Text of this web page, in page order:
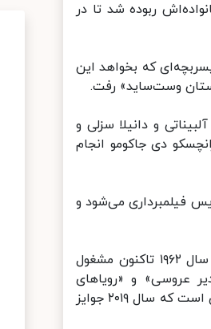
داستان ادگاردو مورتارا است که سال ۱۸۵۸ از خانواده‌اش ربوده شد تا در
که بخواهد این
وست‌ساید» رفت.
و دانیلا سزلی و
دی جاکومو انجام
فیلمبرداری می‌شود و
مارکو بلوکیو کارگردان، فیلم‌نامه‌نویس و سیاست‌مدار ۸۲ ساله ایتالیایی از سال ۱۹۶۲ تاکنون مشغول
عروسی» و «رویاهای
شیرین» از دیگر فیلم‌های وی است. فیلم «خائن» از جدیدترین فیلم‌های وی است که سال ۲۰۱۹ جوایز